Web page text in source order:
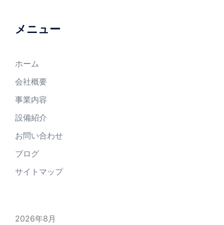
メニュー
ホーム
会社概要
事業内容
設備紹介
お問い合わせ
ブログ
サイトマップ
2026年8月